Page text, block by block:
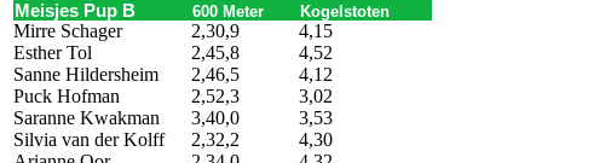
Meisjes Pup B 600 Meter Kogelstoten
Mirre Schager 2,30,9
4,15
Esther Tol
2,45,8
4,52
Sanne Hildersheim
2,46,5
4,12
Puck Hofman
2,52,3
3,02
Saranne Kwakman
3,40,0
3,53
Silvia van der Kolff
2,32,2
4,30